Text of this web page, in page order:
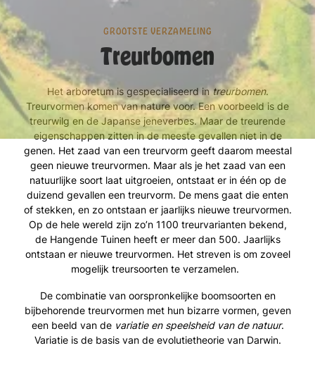
GROOTSTE VERZAMELING
Treurbomen
Het arboretum is gespecialiseerd intreurbomen.
Treurvormen komen van nature voor. Een voorbeeld is de
treurwilg en de Japanse jeneverbes. Maar de treurende
eigenschappen zitten in de meeste gevallen niet in de
genen. Het zaad van een treurvorm geeft daarom meestal
geen nieuwe treurvormen. Maar als je het zaad van een
natuurlijke soort laat uitgroeien, ontstaat er in één op de
duizend gevallen een treurvorm. De mens gaat die enten
of stekken, en zo ontstaan er jaarlijks nieuwe treurvormen.
Op de hele wereld zijn zo’n 1100 treurvarianten bekend,
de Hangende Tuinen heeft er meer dan 500. Jaarlijks
ontstaan er nieuwe treurvormen. Het streven is om zoveel
mogelijk treursoorten te verzamelen.
De combinatie van oorspronkelijke boomsoorten en
bijbehorende treurvormen met hun bizarre vormen, geven
een beeld van de variatie en speelsheid van de natuur.
Variatie is de basis van de evolutietheorie van Darwin.